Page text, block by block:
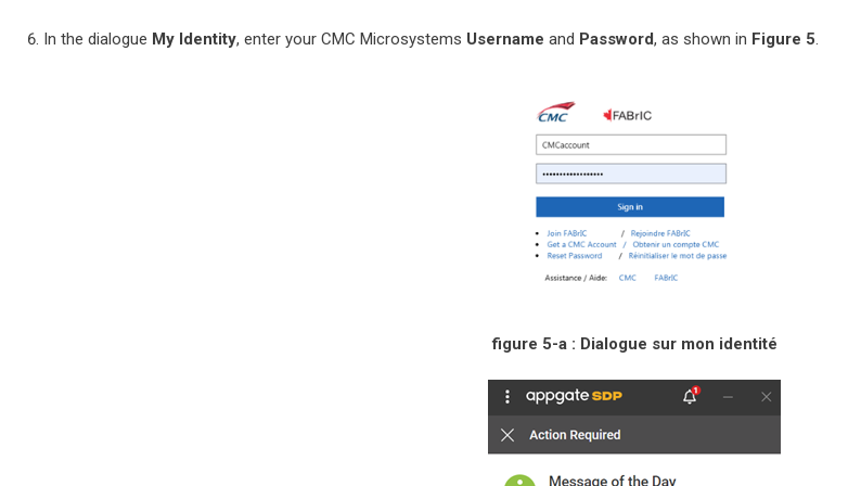
In the dialogue My Identity, enter your CMC Microsystems Username and Password, as shown in Figure 5
figure 5-a : Dialogue sur mon identité